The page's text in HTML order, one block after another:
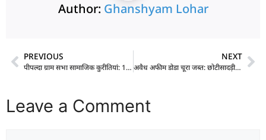
Author: Ghanshyam Lohar
PREVIOUS
पीपल्दा ग्राम सभा सामाजिक कुरीतियां: 18 बिंदुओं पर ऐतिहासिक फैसला, सर्वसम्मति से प्रस्ताव पारित
NEXT
अवैध अफीम डोडा चूरा जब्त: छोटीसादड़ी में 462 किलो डोडाचूरा पकड़ा
Leave a Comment